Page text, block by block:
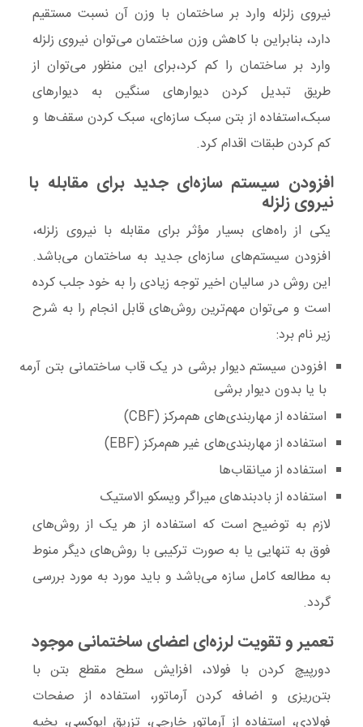
نیروی زلزله وارد بر ساختمان با وزن آن نسبت مستقیم
دارد، بنابراین با کاهش وزن ساختمان می‌توان نیروی زلزله
وارد بر ساختمان را کم کرد،برای این منظور می‌توان از
طریق تبدیل کردن دیوارهای سنگین به دیوارهای
سبک،استفاده از بتن سبک سازه‌ای، سبک کردن سقف‌ها و
کم کردن طبقات اقدام کرد.
افزودن سیستم سازه‌ای جدید برای مقابله با
نیروی زلزله
یکی از راه‌های بسیار مؤثر برای مقابله با نیروی زلزله،
افزودن سیستم‌های سازه‌ای جدید به ساختمان می‌باشد.
این روش در سالیان اخیر توجه زیادی را به خود جلب کرده
است و می‌توان مهم‌ترین روش‌های قابل انجام را به شرح
زیر نام برد:
افزودن سیستم دیوار برشی در یک قاب ساختمانی بتن آرمه
با یا بدون دیوار برشی
استفاده از مهاربندی‌های هم‌مرکز (CBF)
استفاده از مهاربندی‌های غیر هم‌مرکز (EBF)
استفاده از میانقاب‌ها
استفاده از بادبندهای میراگر ویسکو الاستیک
لازم به توضیح است که استفاده از هر یک از روش‌های
فوق به تنهایی یا به صورت ترکیبی با روش‌های دیگر منوط
به مطالعه کامل سازه می‌باشد و باید مورد به مورد بررسی
گردد.
تعمیر و تقویت لرزه‌ای اعضای ساختمانی موجود
دورپیچ کردن با فولاد، افزایش سطح مقطع بتن با
بتن‌ریزی و اضافه کردن آرماتور، استفاده از صفحات